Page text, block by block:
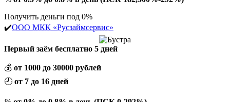
Получить деньги под 0%
✔️ООО МКК «Русзаймсервис»
Первый заём бесплатно 5 дней
💰 от 1000 до 30000 рублей
🕘 от 7 до 16 дней